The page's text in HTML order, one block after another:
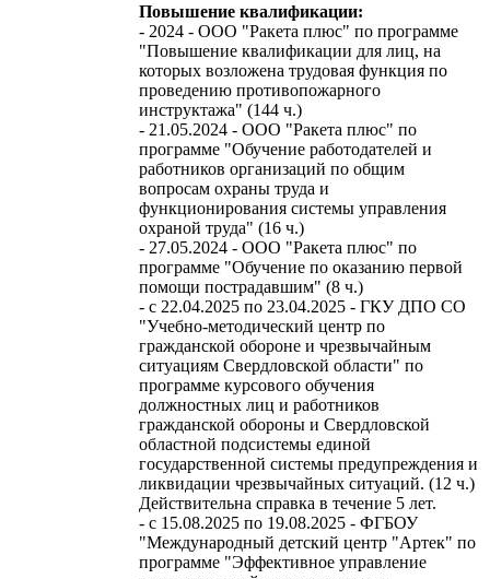
Повышение квалификации:
- 2024 - ООО "Ракета плюс" по программе
"Повышение квалификации для лиц, на
которых возложена трудовая функция по
проведению противопожарного
инструктажа" (144 ч.)
- 21.05.2024 - ООО "Ракета плюс" по
программе "Обучение работодателей и
работников организаций по общим
вопросам охраны труда и
функционирования системы управления
охраной труда" (16 ч.)
- 27.05.2024 - ООО "Ракета плюс" по
программе "Обучение по оказанию первой
помощи пострадавшим" (8 ч.)
- с 22.04.2025 по 23.04.2025 - ГКУ ДПО СО
"Учебно-методический центр по
гражданской обороне и чрезвычайным
ситуациям Свердловской области" по
программе курсового обучения
должностных лиц и работников
гражданской обороны и Свердловской
областной подсистемы единой
государственной системы предупреждения и
ликвидации чрезвычайных ситуаций. (12 ч.)
Действительна справка в течение 5 лет.
- с 15.08.2025 по 19.08.2025 - ФГБОУ
"Международный детский центр "Артек" по
программе "Эффективное управление